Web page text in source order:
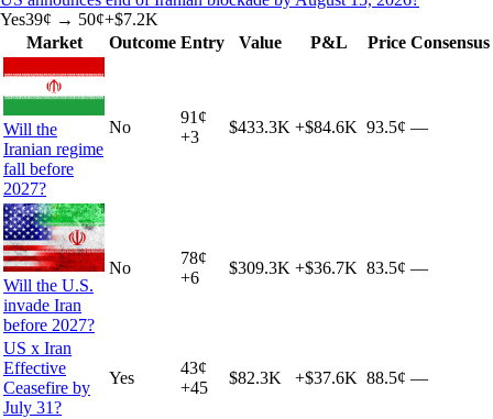
Yes39¢ → 50¢+$7.2K
Market
Outcome Entry Value P&L Price Consensus
Will the
Iranian regime
fall before
2027?
No
91 ¢
+3
$433.3K +$84.6K 93.5¢ —
Will the U.S.
invade Iran
before 2027?
No
78¢
+6
$309.3K +$36.7K 83.5¢ —
US x Iran
Effective
Ceasefire by
July 31?
Yes
43¢
+45
$82.3K +$37.6K 88.5¢ —